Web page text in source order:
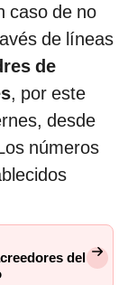
caso de no
de líneas
de
, por este
desde
números
del